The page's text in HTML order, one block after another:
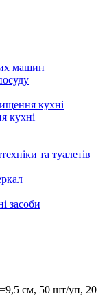
машин
кухні
кухні
та туалетів
засоби
см, 50 шт/уп, 20